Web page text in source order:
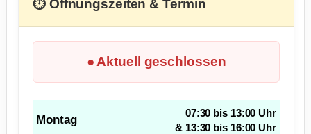
⏱ Öffnungszeiten & Termin
● Aktuell geschlossen
Montag
07:30 bis 13:00 Uhr
& 13:30 bis 16:00 Uhr